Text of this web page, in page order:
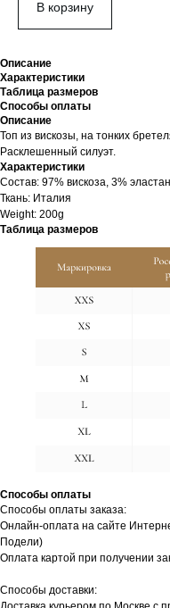
В корзину
Описание
Характеристики
Таблица размеров
Способы оплаты
Описание
Топ из вискозы, на тонких
Расклешенный силуэт.
Характеристики
Cостав: 97% вискоза, 3% эластан
Ткань: Италия
Weight: 200g
Таблица размеров
Способы оплаты
Способы оплаты заказа:
Онлайн-оплата на сайте
Подели)
Оплата картой при получении
Способы доставки: